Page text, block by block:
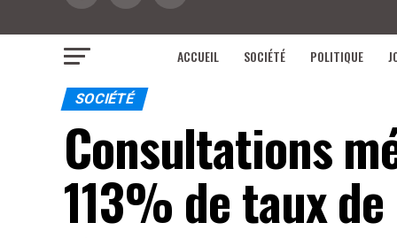
ACCUEIL SOCIÉTÉ POLITIQUE
SOCIÉTÉ
Consultations
113% de taux